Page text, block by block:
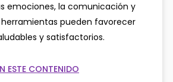
emociones, la comunicación y
pueden favorecer
y satisfactorios.
ESTE CONTENIDO